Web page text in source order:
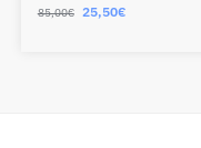
85,00€ 25,50€